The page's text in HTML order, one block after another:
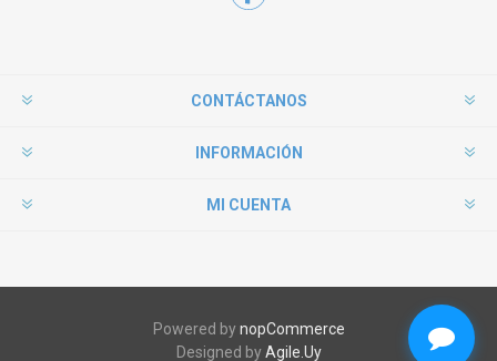
CONTÁCTANOS
INFORMACIÓN
MI CUENTA
Powered bynopCommerce
Designed byAgile.Uy